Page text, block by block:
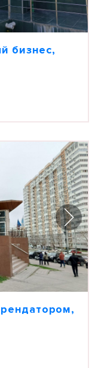
бизнес,